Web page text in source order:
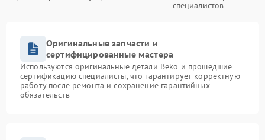
специалистов
Оригинальные запчасти и
сертифицированные мастера
Используются оригинальные детали Beko и прошедшие
сертификацию специалисты, что гарантирует корректную
работу после ремонта и сохранение гарантийных
обязательств